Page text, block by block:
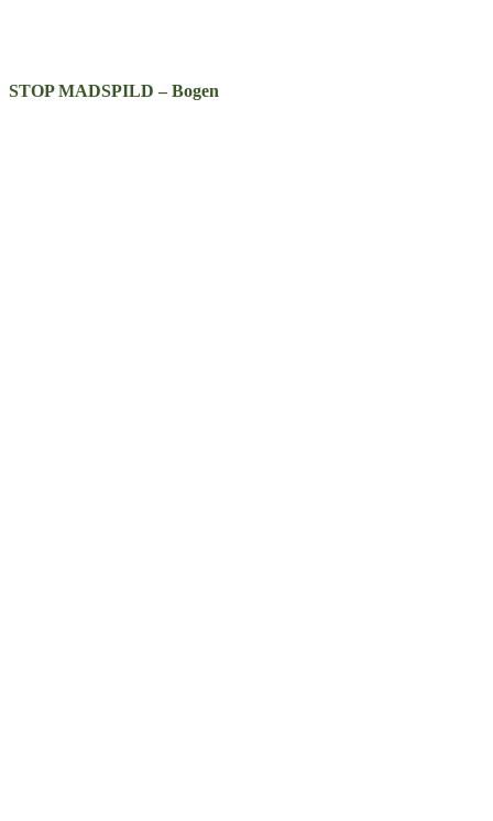
STOP MADSPILD – Bogen